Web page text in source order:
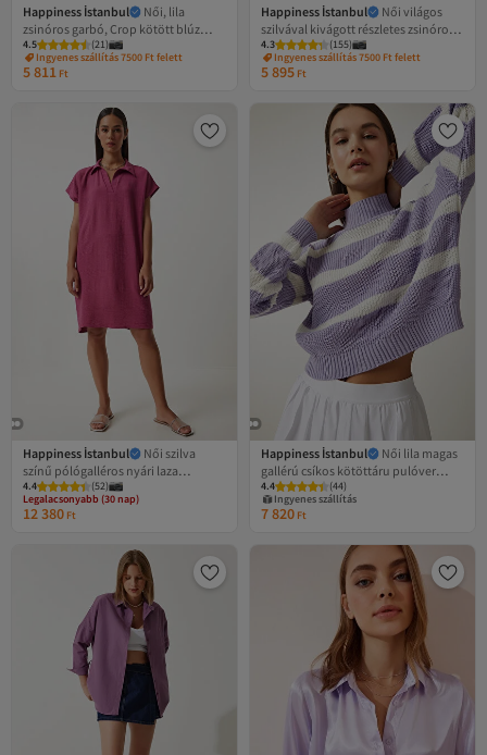
Happiness İstanbul
Női, lila
zsinóros garbó, Crop kötött blúz
GT00059
4.5 (21)
Ingyenes szállítás 7500 Ft felett
5 811 Ft
Happiness İstanbul
Női világos
szilvával kivágott részletes zsinóros
kötött blúz GT00065
4.3 (155)
Ingyenes szállítás 7500 Ft felett
5 895 Ft
Happiness İstanbul
Női szilva
színű pólógalléros nyári laza
lenvászon Ayrobin ruha TO00138
4.4 (52)
Legalacsonyabb (30 nap)
Ingyenes szállítás
Legalacsonyabb (30 nap)
12 380 Ft
Happiness İstanbul
Női lila magas
gallérú csíkos kötöttáru pulóver
ZA00073
4.4 (44)
Ingyenes szállítás
7 820 Ft